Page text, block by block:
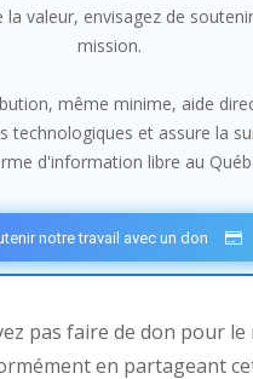
la valeur, envisagez de
mission.
même minime, aide
technologiques et assure la
d'information libre au
notre travail avec un don
pas faire de don pour le
en partageant